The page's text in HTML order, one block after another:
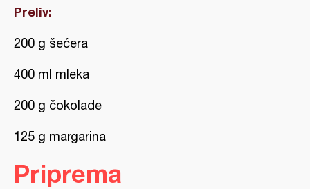
Preliv:
200 g šećera
400 ml mleka
200 g čokolade
125 g margarina
Priprema